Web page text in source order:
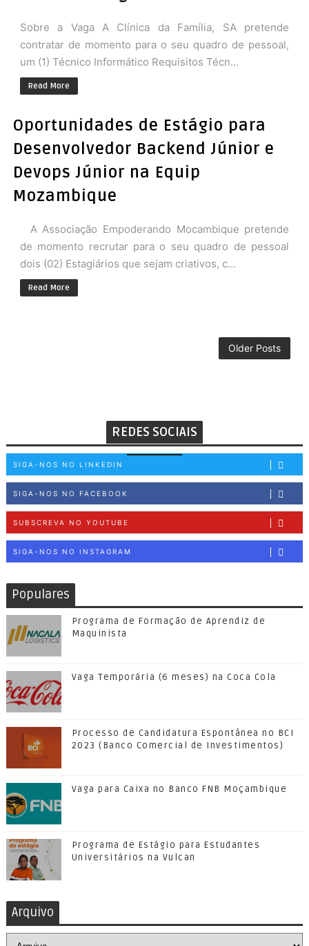
Sobre a Vaga A Clínica da Família, SA pretende
contratar de momento para o seu quadro de pessoal,
um (1) Técnico Informático Requisitos Técn...
Read More
Oportunidades de Estágio para
Desenvolvedor Backend Júnior e
Devops Júnior na Equip
Mozambique
A Associação Empoderando Mocambique pretende
de momento recrutar para o seu quadro de pessoal
dois (02) Estagiários que sejam criativos, c...
Read More
Older Posts
REDES SOCIAIS
SIGA-NOS NO LINKEDIN
SIGA-NOS NO FACEBOOK
SUBSCREVA NO YOUTUBE
SIGA-NOS NO INSTAGRAM
Populares
Programa de Formação de Aprendiz de
Maquinista
Vaga Temporária (6 meses) na Coca Cola
Processo de Candidatura Espontânea no BCI
2023 (Banco Comercial de Investimentos)
Vaga para Caixa no Banco FNB Moçambique
Programa de Estágio para Estudantes
Universitários na Vulcan
Arquivo